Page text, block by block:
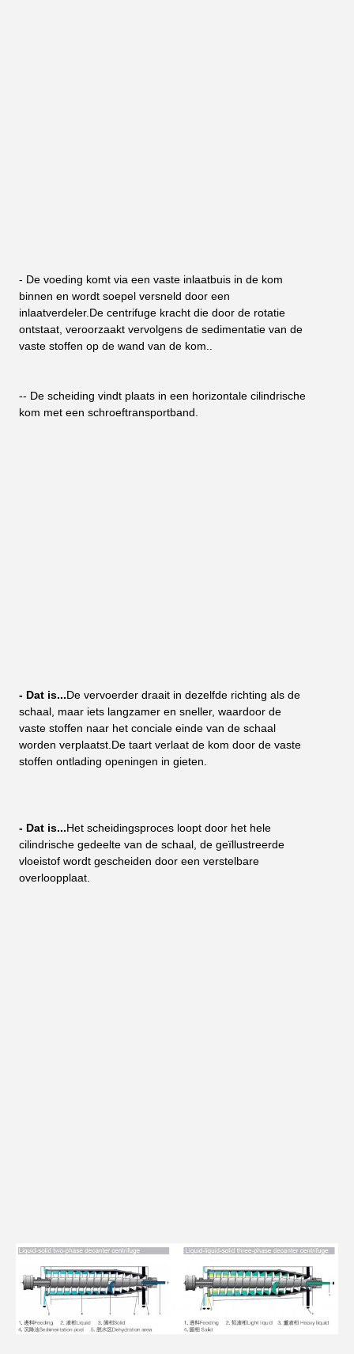
- De voeding komt via een vaste inlaatbuis in de kom
binnen en wordt soepel versneld door een
inlaatverdeler.De centrifuge kracht die door de rotatie
ontstaat, veroorzaakt vervolgens de sedimentatie van de
vaste stoffen op de wand van de kom..
-- De scheiding vindt plaats in een horizontale cilindrische
kom met een schroeftransportband.
- Dat is...De vervoerder draait in dezelfde richting als de
schaal, maar iets langzamer en sneller, waardoor de
vaste stoffen naar het conciale einde van de schaal
worden verplaatst.De taart verlaat de kom door de vaste
stoffen ontlading openingen in gieten.
- Dat is...Het scheidingsproces loopt door het hele
cilindrische gedeelte van de schaal, de geïllustreerde
vloeistof wordt gescheiden door een verstelbare
overloopplaat.